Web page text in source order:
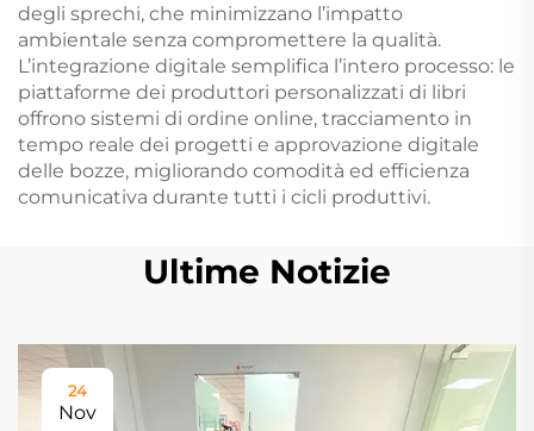
degli sprechi, che minimizzano l’impatto
ambientale senza compromettere la qualità.
L’integrazione digitale semplifica l’intero processo: le
piattaforme dei produttori personalizzati di libri
offrono sistemi di ordine online, tracciamento in
tempo reale dei progetti e approvazione digitale
delle bozze, migliorando comodità ed efficienza
comunicativa durante tutti i cicli produttivi.
Ultime Notizie
24
Nov